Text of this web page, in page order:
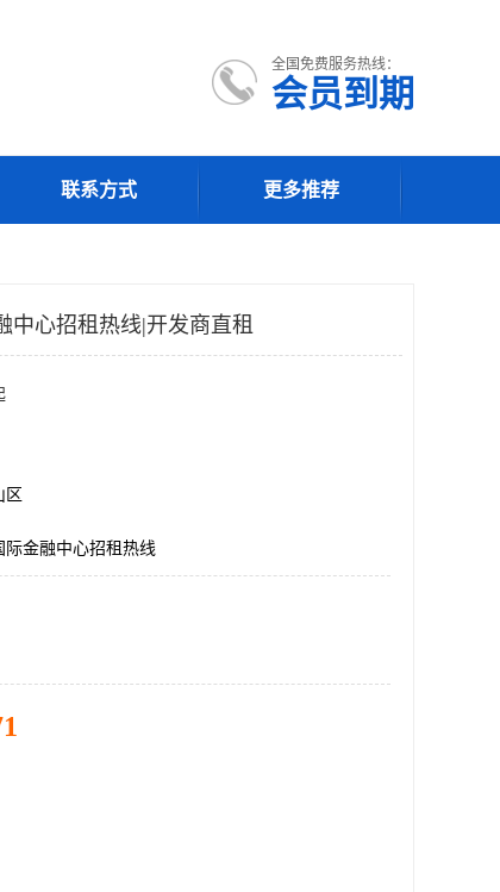
全国免费服务热线：
会员到期
联系方式 更多推荐
中心招租热线|开发商直租
区
际金融中心招租热线